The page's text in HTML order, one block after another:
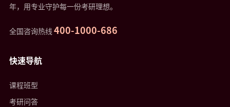
年，用专业守护每一份考研理想。
全国咨询热线400-1000-686
快速导航
课程班型
考研问答